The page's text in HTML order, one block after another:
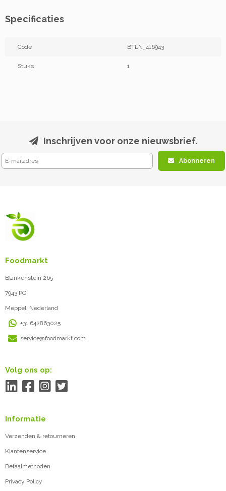
Specificaties
Code BTLN_416943
Stuks 1
Inschrijven voor onze nieuwsbrief.
Abonneren
Foodmarkt
Blankenstein 265
7943 PG
Meppel, Nederland
+31 642863025
service@foodmarkt.com
Volg ons op:
Informatie
Verzenden & retourneren
Klantenservice
Betaalmethoden
Privacy Policy